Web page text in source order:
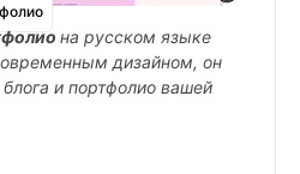
на русском языке
дизайном, он
и портфолио вашей